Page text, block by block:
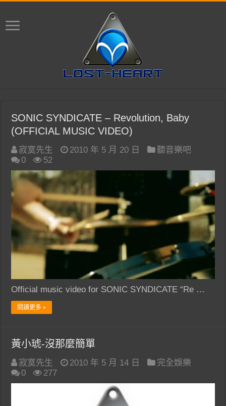
SONIC SYNDICATE – Revolution, Baby
(OFFICIAL MUSIC VIDEO)
寂寞先生 2010 年 5 月 20 日
聽音樂吧
0
52
Official music video for SONIC SYNDICATE “Re …
閱讀更多 »
黃小琥-沒那麼簡單
寂寞先生 2010 年 5 月 14 日
完全娛樂
0
277